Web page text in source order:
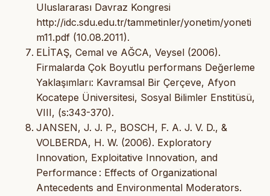
Uluslararası Davraz Kongresi
http://idc.sdu.edu.tr/tammetinler/yonetim/yoneti
m11.pdf (10.08.2011).
ELİTAŞ, Cemal ve AĞCA, Veysel (2006).
Firmalarda Çok Boyutlu performans Değerleme
Yaklaşımları: Kavramsal Bir Çerçeve, Afyon
Kocatepe Üniversitesi, Sosyal Bilimler Enstitüsü,
VIII, (s:343-370).
JANSEN, J. J. P., BOSCH, F. A. J. V. D., &
VOLBERDA, H. W. (2006). Exploratory
Innovation, Exploitative Innovation, and
Performance : Effects of Organizational
Antecedents and Environmental Moderators.